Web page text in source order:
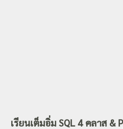
เรียนเต็มอิ่ม SQL 4 คลาส &